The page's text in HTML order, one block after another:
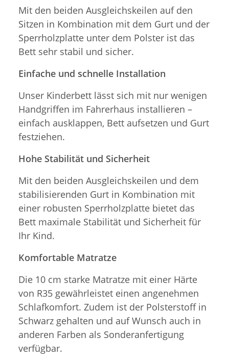
Mit den beiden Ausgleichskeilen auf den
Sitzen in Kombination mit dem Gurt und der
Sperrholzplatte unter dem Polster ist das
Bett sehr stabil und sicher.
Einfache und schnelle Installation
Unser Kinderbett lässt sich mit nur wenigen
Handgriffen im Fahrerhaus installieren –
einfach ausklappen, Bett aufsetzen und Gurt
festziehen.
Hohe Stabilität und Sicherheit
Mit den beiden Ausgleichskeilen und dem
stabilisierenden Gurt in Kombination mit
einer robusten Sperrholzplatte bietet das
Bett maximale Stabilität und Sicherheit für
Ihr Kind.
Komfortable Matratze
Die 10 cm starke Matratze mit einer Härte
von R35 gewährleistet einen angenehmen
Schlafkomfort. Zudem ist der Polsterstoff in
Schwarz gehalten und auf Wunsch auch in
anderen Farben als Sonderanfertigung
verfügbar.